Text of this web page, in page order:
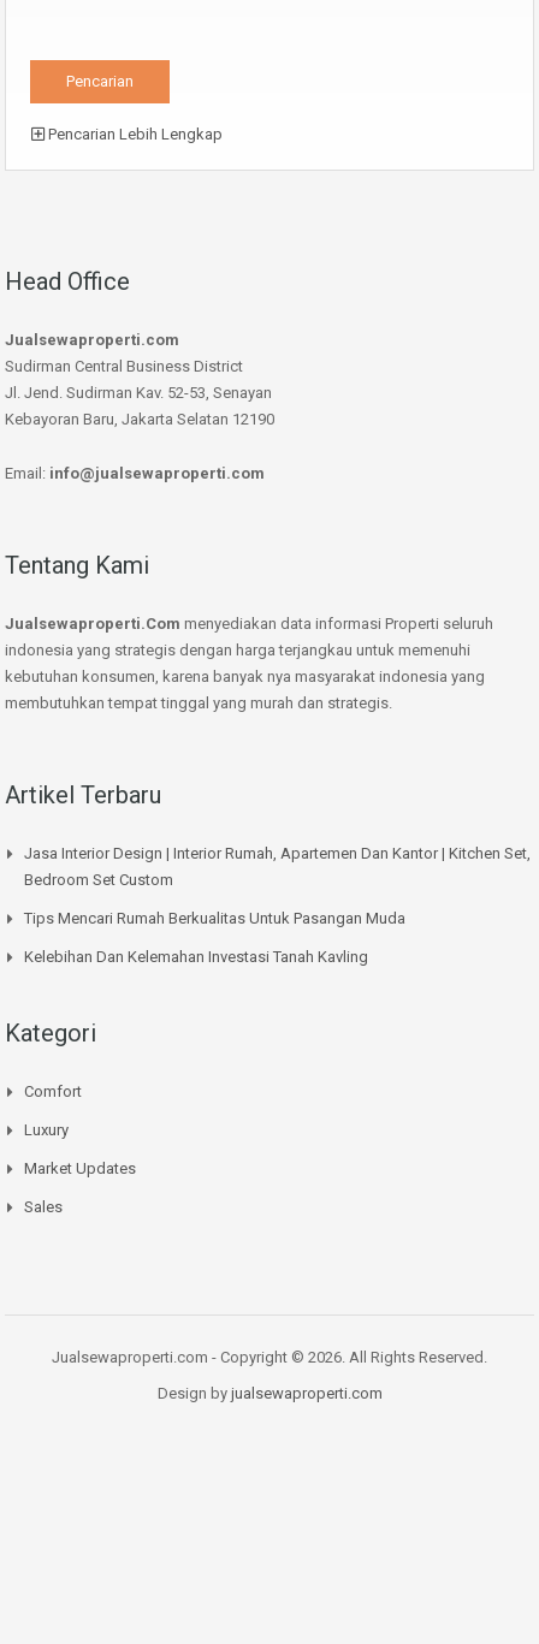
Pencarian Lebih Lengkap
Head Office
Jualsewaproperti.com
Sudirman Central Business District
Jl. Jend. Sudirman Kav. 52-53, Senayan
Kebayoran Baru, Jakarta Selatan 12190
Email: info@jualsewaproperti.com
Tentang Kami
Jualsewaproperti.Com menyediakan data informasi Properti seluruh
indonesia yang strategis dengan harga terjangkau untuk memenuhi
kebutuhan konsumen, karena banyak nya masyarakat indonesia yang
membutuhkan tempat tinggal yang murah dan strategis.
Artikel Terbaru
Jasa Interior Design | Interior Rumah, Apartemen Dan Kantor | Kitchen Set,
Bedroom Set Custom
Tips Mencari Rumah Berkualitas Untuk Pasangan Muda
Kelebihan Dan Kelemahan Investasi Tanah Kavling
Kategori
Comfort
Luxury
Market Updates
Sales
Jualsewaproperti.com - Copyright © 2026. All Rights Reserved.
Design by jualsewaproperti.com